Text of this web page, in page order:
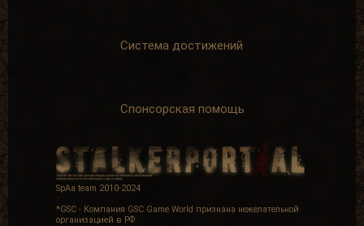
Система достижений
Спонсорская помощь
SpAa team 2010-2024
*GSC - Компания GSC Game World признана нежелательной
организацией в РФ.